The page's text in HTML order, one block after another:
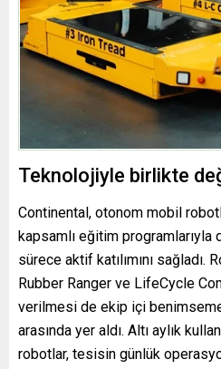
Teknolojiyle birlikte
Continental, otonom mobil
kapsamlı eğitim programlarıyla
sürece aktif katılımını sağladı.
Rubber Ranger ve LifeCycle
verilmesi de ekip içi
arasında yer aldı. Altı aylık
robotlar, tesisin günlük